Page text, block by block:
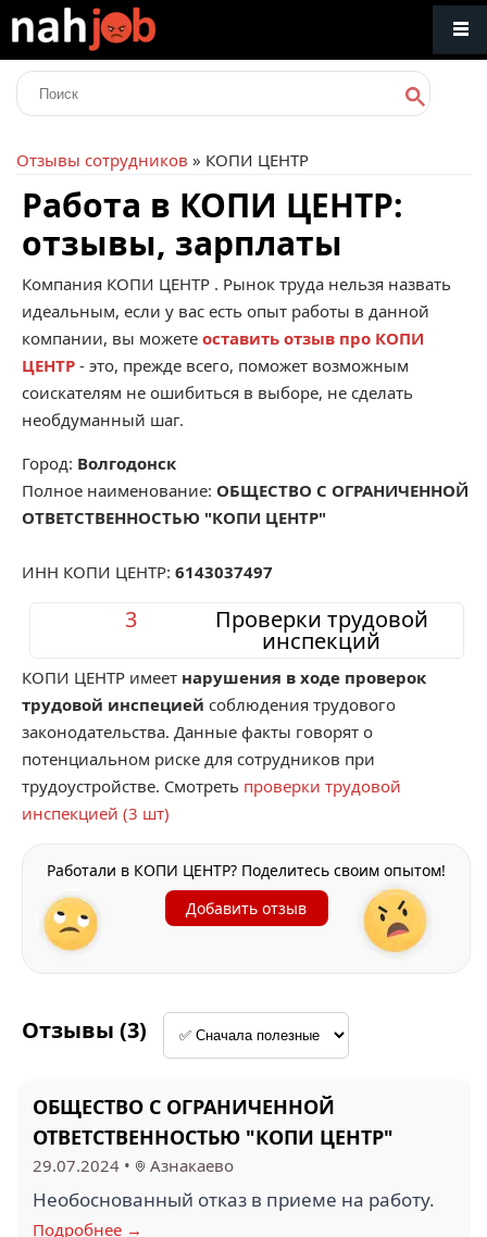
Отзывы сотрудников » КОПИ ЦЕНТР
Работа в КОПИ ЦЕНТР:
отзывы, зарплаты
Компания КОПИ ЦЕНТР . Рынок труда нельзя назвать
идеальным, если у вас есть опыт работы в данной
компании, вы можете оставить отзыв про КОПИ
ЦЕНТР - это, прежде всего, поможет возможным
соискателям не ошибиться в выборе, не сделать
необдуманный шаг.
Город: Волгодонск
Полное наименование: ОБЩЕСТВО С ОГРАНИЧЕННОЙ
ОТВЕТСТВЕННОСТЬЮ "КОПИ ЦЕНТР"
ИНН КОПИ ЦЕНТР: 6143037497
Проверки трудовой
инспекций
3
КОПИ ЦЕНТР имеет нарушения в ходе проверок
трудовой инспецией соблюдения трудового
законодательства. Данные факты говорят о
потенциальном риске для сотрудников при
трудоустройстве. Смотреть проверки трудовой
инспекцией (3 шт)
Работали в КОПИ ЦЕНТР? Поделитесь своим опытом!
Добавить отзыв
Отзывы (3)
ОБЩЕСТВО С ОГРАНИЧЕННОЙ
ОТВЕТСТВЕННОСТЬЮ "КОПИ ЦЕНТР"
29.07.2024 • Азнакаево
Необоснованный отказ в приеме на работу.
Подробнее →